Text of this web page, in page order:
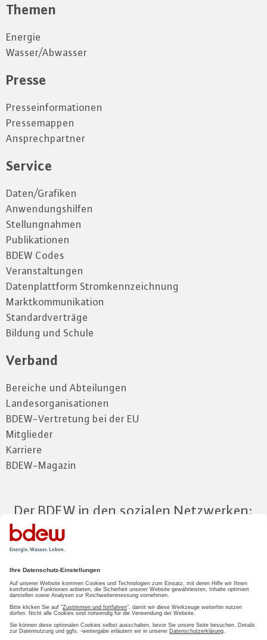
Themen
Energie
Wasser/Abwasser
Presse
Presseinformationen
Pressemappen
Ansprechpartner
Service
Daten/Grafiken
Anwendungshilfen
Stellungnahmen
Publikationen
BDEW Codes
Veranstaltungen
Datenplattform Stromkennzeichnung
Marktkommunikation
Standardverträge
Bildung und Schule
Verband
Bereiche und Abteilungen
Landesorganisationen
BDEW-Vertretung bei der EU
Mitglieder
Karriere
BDEW-Magazin
Der BDEW in den sozialen Netzwerken:
Zum Mitgliederbereich
LOGIN